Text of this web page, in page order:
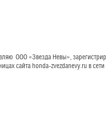
ООО «Звезда Невы»,
сайта honda-zvezdanevy.ru в